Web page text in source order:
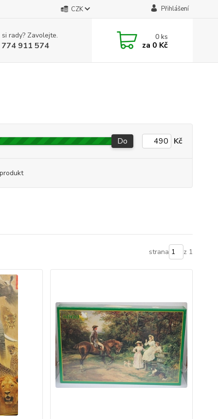
CZK Přihlášení
rady? Zavolejte.
911 574
0ks
za 0 Kč
Do Kč
strana z 1